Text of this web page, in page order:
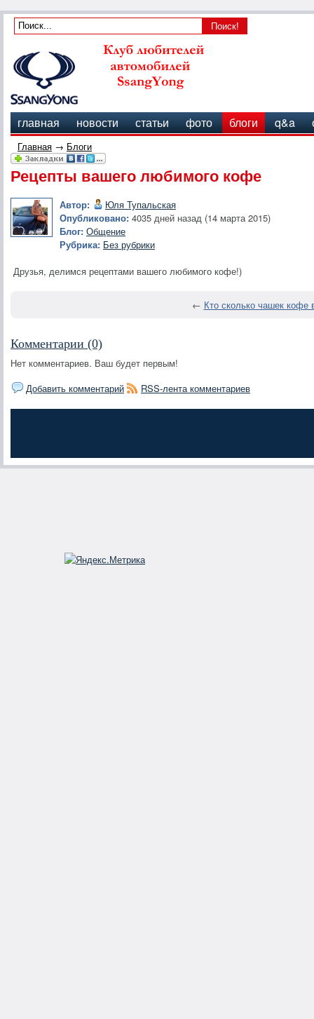
главная новости статьи фото блоги q&a
Главная → Блоги
Рецепты вашего любимого кофе
Автор:
Юля Тупальская
Опубликовано: 4035 дней назад (14 марта 2015)
Блог: Общение
Рубрика: Без рубрики
Друзья, делимся рецептами вашего любимого кофе!)
← Кто сколько чашек кофе
Комментарии (0)
Нет комментариев. Ваш будет первым!
Добавить комментарий
RSS-лента комментариев